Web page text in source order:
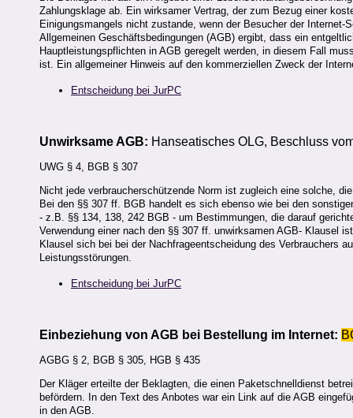
Zahlungsklage ab. Ein wirksamer Vertrag, der zum Bezug einer
Einigungsmangels nicht zustande, wenn der Besucher der
Allgemeinen Geschäftsbedingungen (AGB) ergibt, dass ein
Hauptleistungspflichten in AGB geregelt werden, in diesem Fall
ist. Ein allgemeiner Hinweis auf den kommerziellen Zweck der
Entscheidung bei JurPC
Unwirksame AGB: Hanseatisches OLG, Beschluss
UWG § 4, BGB § 307
Nicht jede verbraucherschützende Norm ist zugleich eine solche,
Bei den §§ 307 ff. BGB handelt es sich ebenso wie bei den
- z.B. §§ 134, 138, 242 BGB - um Bestimmungen, die darauf
Verwendung einer nach den §§ 307 ff. unwirksamen AGB- Klausel
Klausel sich bei bei der Nachfrageentscheidung des Verbrauchers
Leistungsstörungen.
Entscheidung bei JurPC
Einbeziehung von AGB bei Bestellung im Internet:
AGBG § 2, BGB § 305, HGB § 435
Der Kläger erteilte der Beklagten, die einen Paketschnelldienst
befördern. In den Text des Anbotes war ein Link auf die AGB
in den AGB.